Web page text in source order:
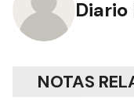
Diario
NOTAS